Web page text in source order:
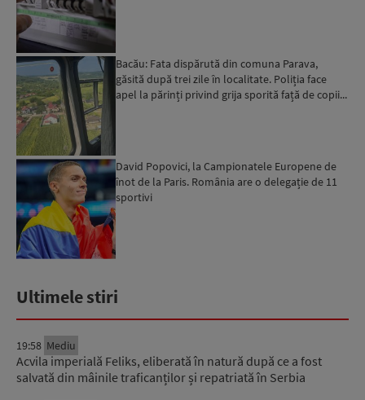
Bacău: Fata dispărută din comuna Parava,
găsită după trei zile în localitate. Poliția face
apel la părinți privind grija sporită față de copii...
David Popovici, la Campionatele Europene de
înot de la Paris. România are o delegație de 11
sportivi
Ultimele stiri
19:58 Mediu
Acvila imperială Feliks, eliberată în natură după ce a fost
salvată din mâinile traficanților și repatriată în Serbia